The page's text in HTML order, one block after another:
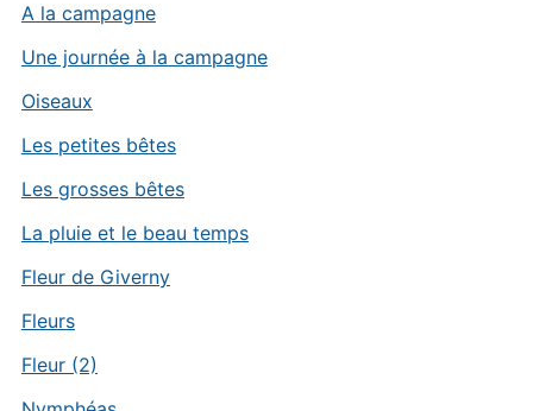
A la campagne
Une journée à la campagne
Oiseaux
Les petites bêtes
Les grosses bêtes
La pluie et le beau temps
Fleur de Giverny
Fleurs
Fleur (2)